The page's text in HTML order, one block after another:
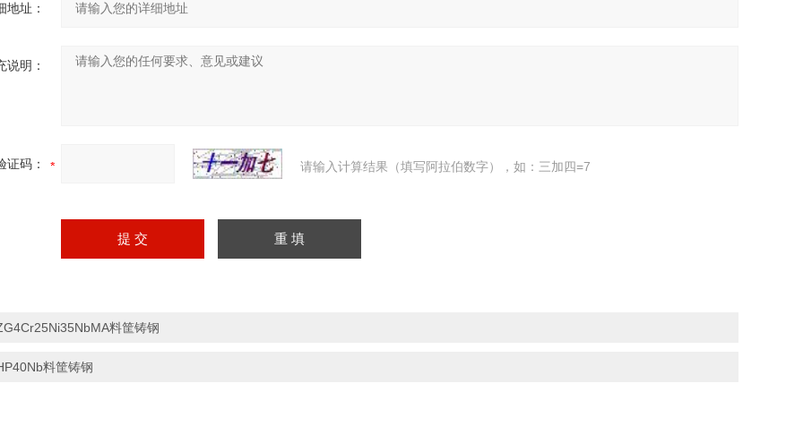
地址：
说明：
证码： 请输入计算结果（填写阿拉伯数字），如：三加四=7
料筐铸钢
料筐铸钢